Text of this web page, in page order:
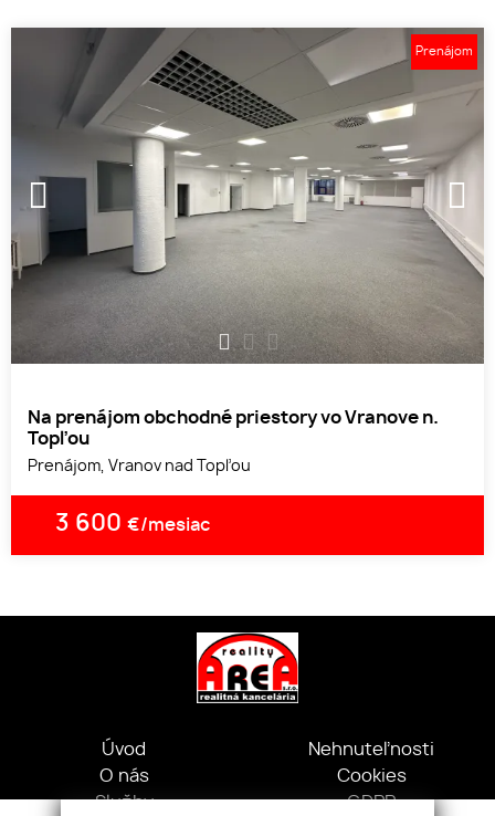
1 2 3
Na prenájom obchodné priestory vo Vranove n.
Topľou
Prenájom, Vranov nad Topľou
3 600 €/mesiac
Prenájom
Úvod
O nás
Služby
Nehnuteľnosti
Cookies
GDPR